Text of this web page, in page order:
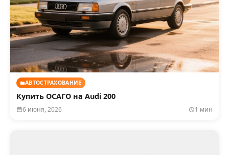
АВТОСТРАХОВАНИЕ
Купить ОСАГО на Audi 200
6 июня, 2026 1 мин